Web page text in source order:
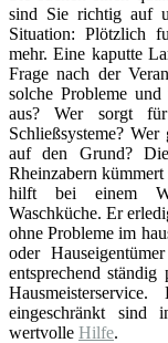
sind Sie richtig auf
Situation: Plötzlich
mehr. Eine kaputte
Frage nach der
solche Probleme
aus? Wer sorgt für
Schließsysteme?
auf den Grund?
Rheinzabern
hilft bei einem
Waschküche. Er
ohne Probleme im
oder
entsprechend
eingeschränkt sind
wertvolle Hilfe.